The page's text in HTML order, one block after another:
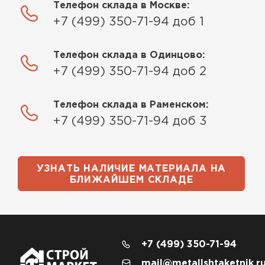
Телефон склада в Москве:
+7 (499) 350-71-94 доб 1
Телефон склада в Одинцово:
+7 (499) 350-71-94 доб 2
Телефон склада в Раменском:
+7 (499) 350-71-94 доб 3
УЗНАТЬ НАЛИЧИЕ МАТЕРИАЛА НА
БЛИЖАЙШЕМ СКЛАДЕ
+7 (499) 350-71-94
mail@metallshtaketnik.ru